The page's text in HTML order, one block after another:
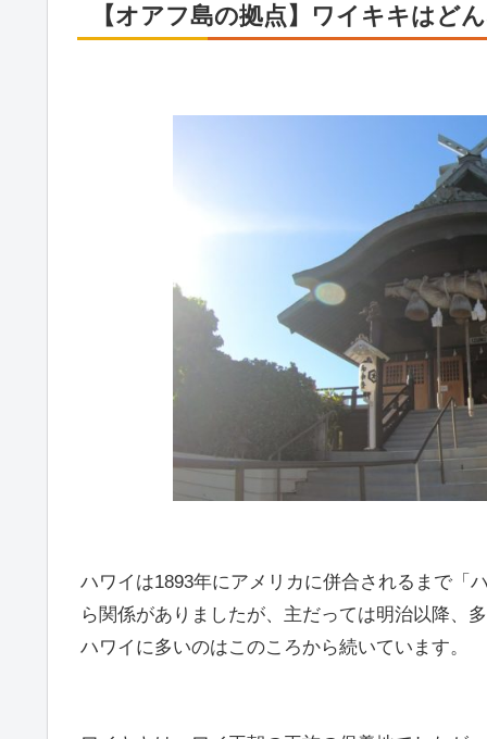
【オアフ島の拠点】ワイキキはど
ハワイは1893年にアメリカに併合されるまで「
ら関係がありましたが、主だっては明治以降、
ハワイに多いのはこのころから続いています。